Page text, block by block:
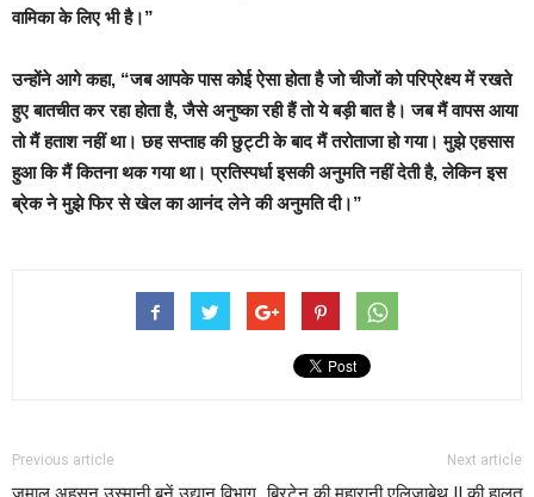
वामिका के लिए भी है।”
उन्होंने आगे कहा, “जब आपके पास कोई ऐसा होता है जो चीजों को परिप्रेक्ष्य में रखते
हुए बातचीत कर रहा होता है, जैसे अनुष्का रही हैं तो ये बड़ी बात है। जब मैं वापस आया
तो मैं हताश नहीं था। छह सप्ताह की छुट्टी के बाद मैं तरोताजा हो गया। मुझे एहसास
हुआ कि मैं कितना थक गया था। प्रतिस्पर्धा इसकी अनुमति नहीं देती है, लेकिन इस
ब्रेक ने मुझे फिर से खेल का आनंद लेने की अनुमति दी।”
Previous article Next article